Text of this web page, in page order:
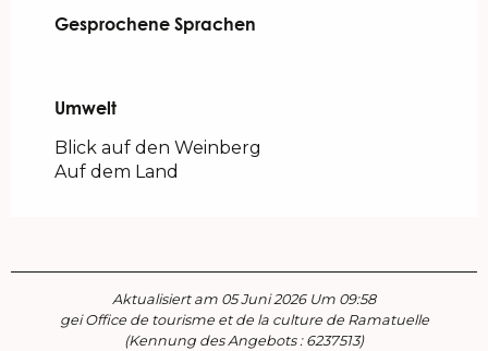
Gesprochene Sprachen
Gesprochene Sprachen
Umwelt
Umwelt
Blick auf den Weinberg
Auf dem Land
Aktualisiert am 05 Juni 2026 Um 09:58
gei Office de tourisme et de la culture de Ramatuelle
(Kennung des Angebots : 6237513)